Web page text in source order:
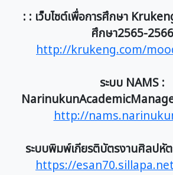
: : เว็บไซต์เพื่อการศึกษา
ศึกษา2565-2566
http://krukeng.com/
ระบบ NAMS :
http://
ระบบพิมพ์เกียรติบัตรงานศิลปหั
https://